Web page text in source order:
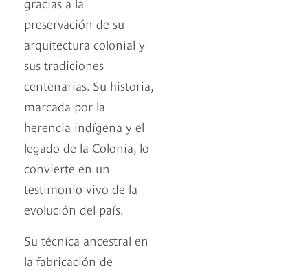
preservación de su
arquitectura colonial y
sus tradiciones
centenarias. Su historia,
marcada por la
herencia indígena y el
legado de la Colonia, lo
convierte en un
testimonio vivo de la
evolución del país.
Su técnica ancestral en
la fabricación de